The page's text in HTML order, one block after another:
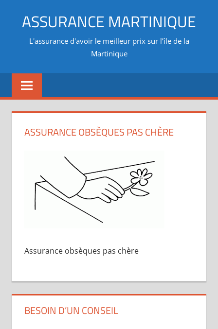
ASSURANCE MARTINIQUE
L'assurance d'avoir le meilleur prix sur l’île de la
Martinique
ASSURANCE OBSÈQUES PAS CHÈRE
Assurance obsèques pas chère
BESOIN D’UN CONSEIL